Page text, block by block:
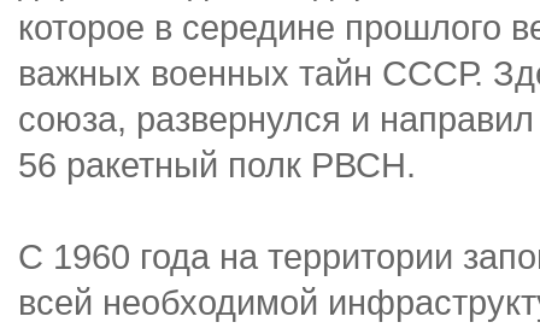
которое в середине прошлого
важных военных тайн СССР.
союза, развернулся и
56 ракетный полк РВСН.
С 1960 года на территории
всей необходимой